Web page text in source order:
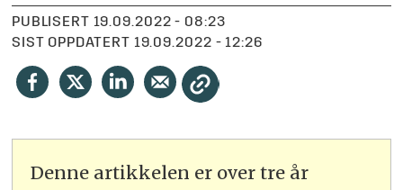
PUBLISERT
19.09.2022 - 08:23
SIST OPPDATERT
19.09.2022 - 12:26
Denne artikkelen er over tre år